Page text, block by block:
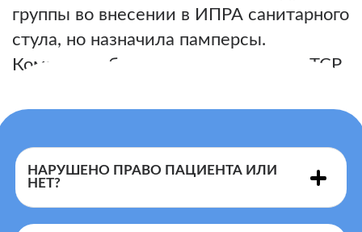
группы во внесении в ИПРА санитарного
стула, но назначила памперсы.
Комиссия объяснила, что один вид ТСР
НАРУШЕНО ПРАВО ПАЦИЕНТА ИЛИ
НЕТ?